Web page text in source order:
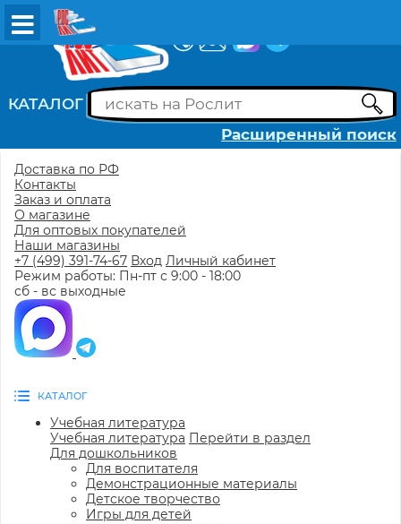
КАТАЛОГ
Расширенный поиск
Доставка по РФ
Контакты
Заказ и оплата
О магазине
Для оптовых покупателей
Наши магазины
+7 (499) 391-74-67 Вход Личный кабинет
Режим работы: Пн-пт с 9:00 - 18:00
сб - вс выходные
КАТАЛОГ
Учебная литература
Учебная литература Перейти в раздел
Для дошкольников
Для воспитателя
Демонстрационные материалы
Детское творчество
Игры для детей